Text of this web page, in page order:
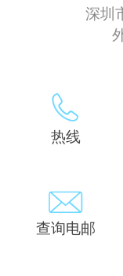
深圳
热线
查询电邮